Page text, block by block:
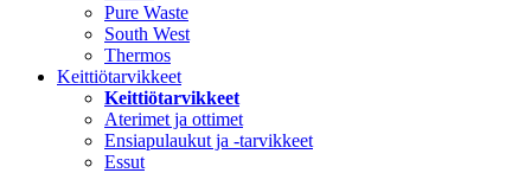
Pure Waste
South West
Thermos
Keittiötarvikkeet
Keittiötarvikkeet
Aterimet ja ottimet
Ensiapulaukut ja -tarvikkeet
Essut